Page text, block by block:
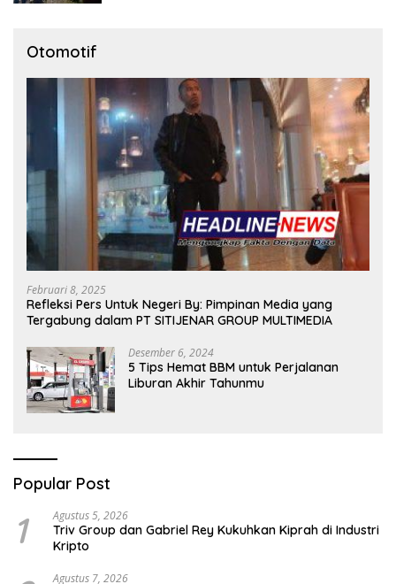
Otomotif
Februari 8, 2025
Refleksi Pers Untuk Negeri By: Pimpinan Media yang
Tergabung dalam PT SITIJENAR GROUP MULTIMEDIA
Desember 6, 2024
5 Tips Hemat BBM untuk Perjalanan
Liburan Akhir Tahunmu
Popular Post
1 Agustus 5, 2026
Triv Group dan Gabriel Rey Kukuhkan Kiprah di Industri
Kripto
Agustus 7, 2026